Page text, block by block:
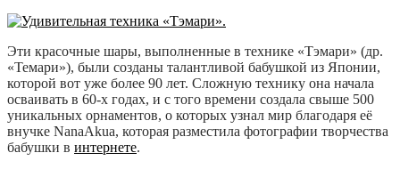
Эти красочные шары, выполненные в технике «Тэмари» (др.
«Темари»), были созданы талантливой бабушкой из Японии,
которой вот уже более 90 лет. Сложную технику она начала
осваивать в 60-х годах, и с того времени создала свыше 500
уникальных орнаментов, о которых узнал мир благодаря её
внучке NanaAkua, которая разместила фотографии творчества
бабушки в интернете.